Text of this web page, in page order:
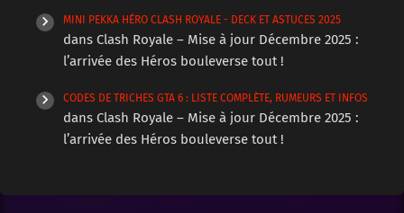
MINI PEKKA HÉRO CLASH ROYALE - DECK ET ASTUCES 2025
dans Clash Royale – Mise à jour Décembre 2025 :
l’arrivée des Héros bouleverse tout !
CODES DE TRICHES GTA 6 : LISTE COMPLÈTE, RUMEURS ET INFOS
dans Clash Royale – Mise à jour Décembre 2025 :
l’arrivée des Héros bouleverse tout !